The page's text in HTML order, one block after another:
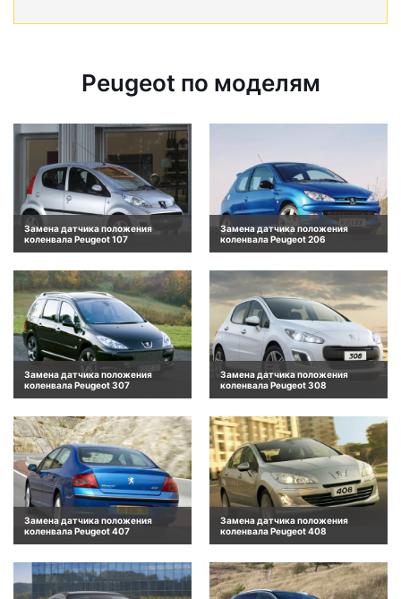
Peugeot по моделям
Замена датчика положения
коленвала Peugeot 107
Замена датчика положения
коленвала Peugeot 206
Замена датчика положения
коленвала Peugeot 307
Замена датчика положения
коленвала Peugeot 308
Замена датчика положения
коленвала Peugeot 407
Замена датчика положения
коленвала Peugeot 408